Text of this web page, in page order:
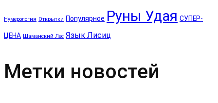
Нумерология Открытки Популярное Руны Удая СУПЕР-
ЦЕНА Шаманский Лес Язык Лисиц
Метки новостей